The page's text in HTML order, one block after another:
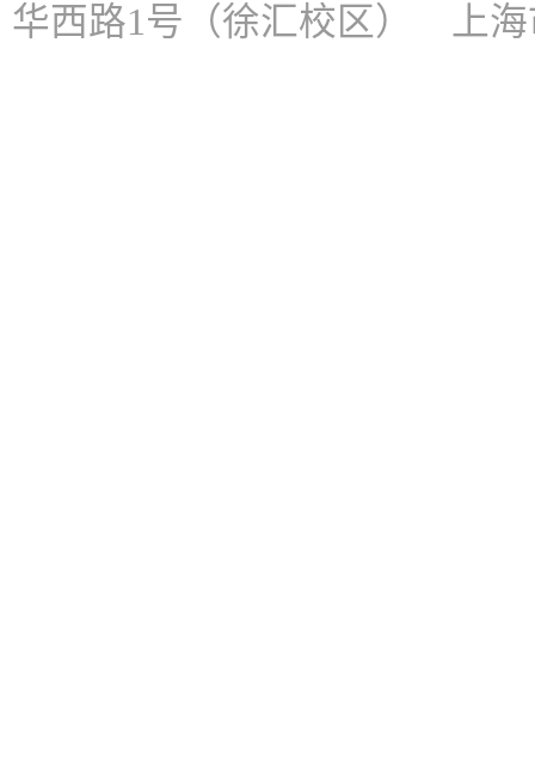
华西路1号（徐汇校区） 上海